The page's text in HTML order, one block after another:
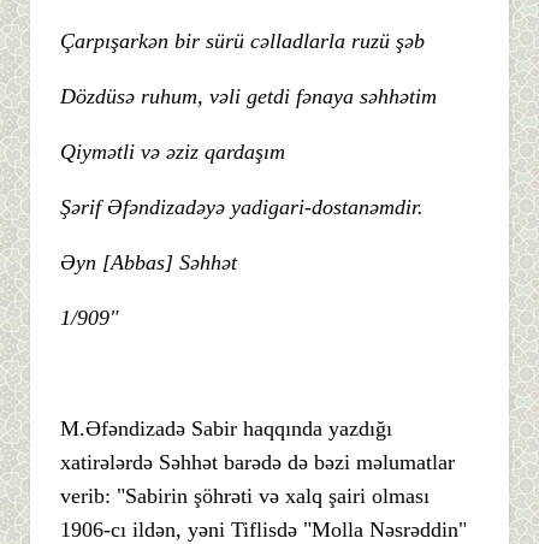
Çarpışarkən bir sürü cəlladlarla ruzü şəb
Dözdüsə ruhum, vəli getdi fənaya səhhətim
Qiymətli və əziz qardaşım
Şərif Əfəndizadəyə yadigari-dostanəmdir.
Əyn [Abbas] Səhhət
1/909"
M.Əfəndizadə Sabir haqqında yazdığı
xatirələrdə Səhhət barədə də bəzi məlumatlar
verib: "Sabirin şöhrəti və xalq şairi olması
1906-cı ildən, yəni Tiflisdə "Molla Nəsrəddin"